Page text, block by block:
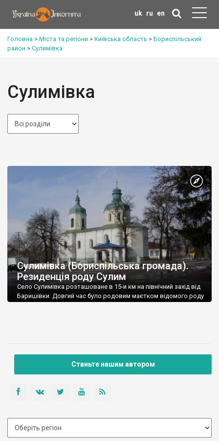
uk ru en
Головна > Міста та регіони > Київська область > Бориспільський
район > Сулимівка
Сулимівка
Сулимівка (Бориспільська громада).
Резиденція роду Сулим
Село Сулимівка розташоване в 15-и км на північний захід від
Баришівки. Довгий час було родовим маєтком відомого роду
Станьте нашим автором